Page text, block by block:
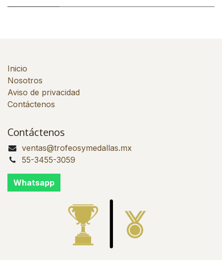
Inicio
Nosotros
Aviso de privacidad
Contáctenos
Contáctenos
ventas@trofeosymedallas.mx
55-3455-3059
Whatsapp